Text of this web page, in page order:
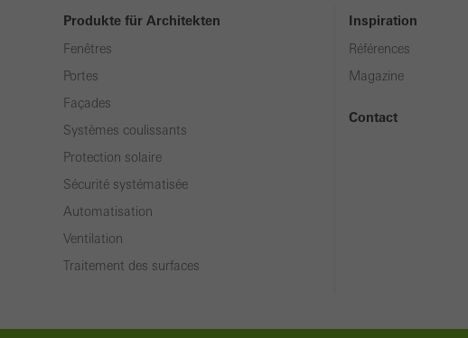
Produkte für Architekten
Fenêtres
Portes
Façades
Systèmes coulissants
Protection solaire
Sécurité systématisée
Automatisation
Ventilation
Traitement des surfaces
Inspiration
Références
Magazine
Contact